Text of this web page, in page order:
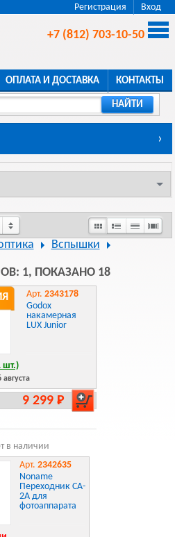
Регистрация Вход
+7 (812) 703-10-50
ОПЛАТА И ДОСТАВКА КОНТАКТЫ
НАЙТИ
›
Вспышки
1, ПОКАЗАНО 18
Арт. 2343178
Godox
накамерная
LUX Junior
шт.)
августа
9 299 Р
в наличии
Арт. 2342635
Noname
Переходник CA-
2A для
фотоаппарата